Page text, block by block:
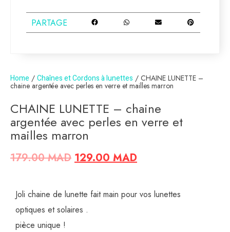
Home / Chaînes et Cordons à lunettes / CHAINE LUNETTE –
chaine argentée avec perles en verre et mailles marron
CHAINE LUNETTE – chaine
argentée avec perles en verre et
mailles marron
179.00MAD 129.00MAD
Joli chaine de lunette fait main pour vos lunettes
optiques et solaires .
pièce unique !
PARTAGE